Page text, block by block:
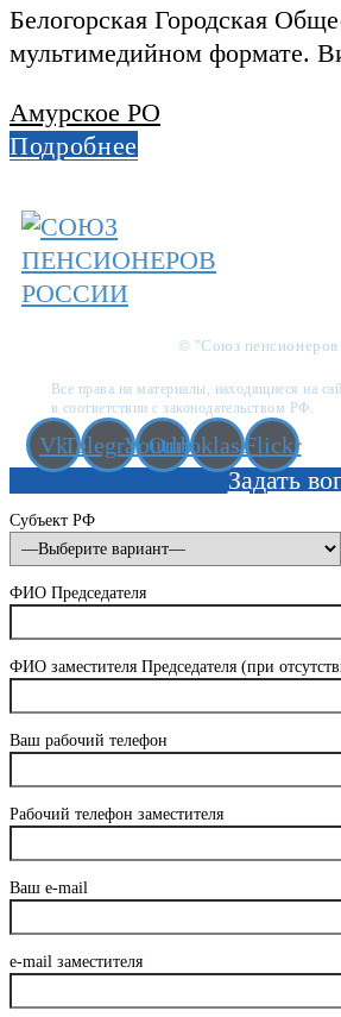
Белогорская Городская
мультимедийном формате.
Амурское РО
Подробнее
© "Союз пенсионеров
Все права на материалы, находящиеся на
в соответствии с законодательством РФ.
VkTelegramYoutube
Odnoklassniki
Flickr
Задать
Субъект РФ
ФИО Председателя
ФИО заместителя Председателя (при
Ваш рабочий телефон
Рабочий телефон заместителя
Ваш e-mail
e-mail заместителя